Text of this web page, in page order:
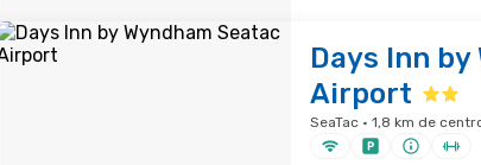
Days Inn by
Airport
SeaTac · 1,8 km de